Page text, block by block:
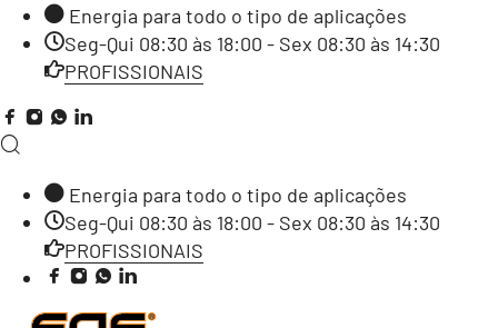
Energia para todo o tipo de aplicações
Seg-Qui 08:30 às 18:00 - Sex 08:30 às 14:30
PROFISSIONAIS
Energia para todo o tipo de aplicações
Seg-Qui 08:30 às 18:00 - Sex 08:30 às 14:30
PROFISSIONAIS